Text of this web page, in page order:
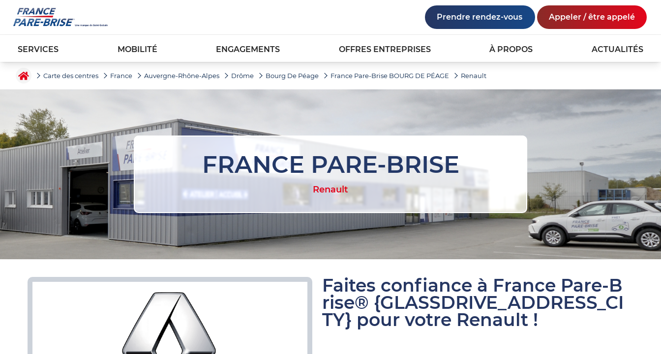
Prendre rendez-vous Appeler / être appelé
SERVICES MOBILITÉ ENGAGEMENTS OFFRES ENTREPRISES À PROPOS ACTUALITÉS
Carte des centres France Auvergne-Rhône-Alpes Drôme Bourg De Péage France Pare-Brise BOURG DE PÉAGE Renault
FRANCE PARE-BRISE
Renault
Faites confiance à France Pare-B
rise® {GLASSDRIVE_ADDRESS_CI
TY} pour votre Renault !